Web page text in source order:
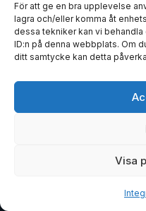
För att ge en bra upplevelse
lagra och/eller komma åt
dessa tekniker kan vi
ID:n på denna webbplats. Om
ditt samtycke kan detta
Visa
KLIENTOMDÖMEN
4,9★ ★ ★ ★
GOOGLE · 80+
hela vägen till resultat.
löpande omdömen från
LÄS ALLA PÅ GOOGLE